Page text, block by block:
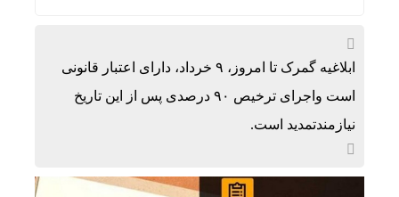
ابلاغیه گمرک تا امروز، ۹ خرداد، دارای اعتبار قانونی
است واجرای ترخیص ۹۰ درصدی پس از این تاریخ
نیازمندتمدید است.